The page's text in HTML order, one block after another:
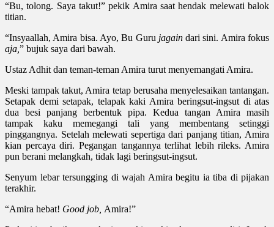
“Bu, tolong. Saya takut!” pekik Amira saat hendak melewati balok
titian.
“Insyaallah, Amira bisa. Ayo, Bu Guru jagaindari sini. Amira fokus
aja,” bujuk saya dari bawah.
Ustaz Adhit dan teman-teman Amira turut menyemangati Amira.
Meski tampak takut, Amira tetap berusaha menyelesaikan tantangan.
Setapak demi setapak, telapak kaki Amira beringsut-ingsut di atas
dua besi panjang berbentuk pipa. Kedua tangan Amira masih
tampak kaku memegangi tali yang membentang setinggi
pinggangnya. Setelah melewati sepertiga dari panjang titian, Amira
kian percaya diri. Pegangan tangannya terlihat lebih rileks. Amira
pun berani melangkah, tidak lagi beringsut-ingsut.
Senyum lebar tersungging di wajah Amira begitu ia tiba di pijakan
terakhir.
“Amira hebat! Good job, Amira!”